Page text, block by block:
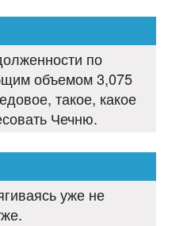
по
объемом 3,075
такое, какое
Чечню.
уже не